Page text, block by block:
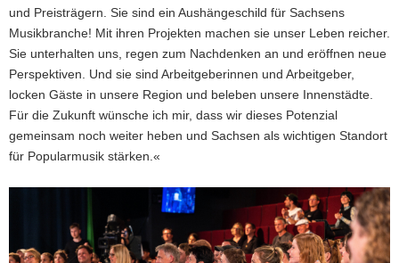
und Preisträgern. Sie sind ein Aushängeschild für Sachsens
Musikbranche! Mit ihren Projekten machen sie unser Leben reicher.
Sie unterhalten uns, regen zum Nachdenken an und eröffnen neue
Perspektiven. Und sie sind Arbeitgeberinnen und Arbeitgeber,
locken Gäste in unsere Region und beleben unsere Innenstädte.
Für die Zukunft wünsche ich mir, dass wir dieses Potenzial
gemeinsam noch weiter heben und Sachsen als wichtigen Standort
für Popularmusik stärken.«